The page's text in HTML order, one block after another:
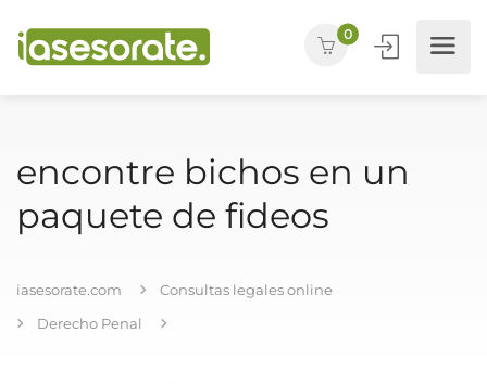
0
encontre bichos en un
paquete de fideos
iasesorate.com
Consultas legales online
Derecho Penal